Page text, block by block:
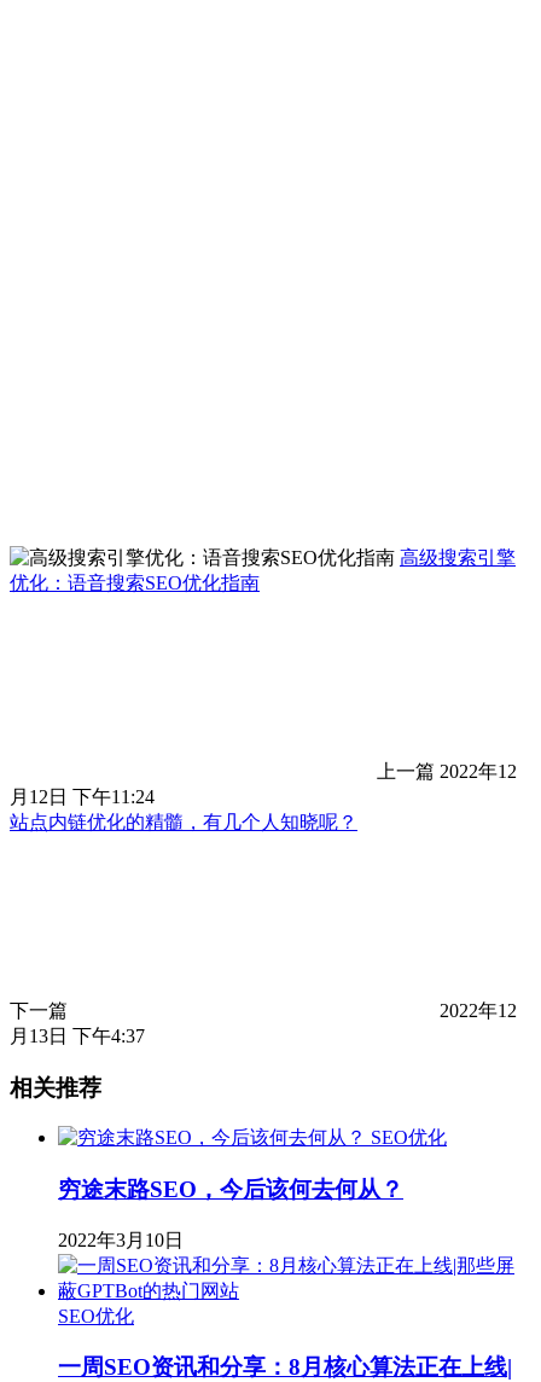
高级搜索引擎
优化：语音搜索SEO优化指南
上一篇 2022年12
月12日 下午11:24
站点内链优化的精髓，有几个人知晓呢？
下一篇
2022年12
月13日 下午4:37
相关推荐
SEO优化
穷途末路SEO，今后该何去何从？
2022年3月10日
SEO优化
一周SEO资讯和分享：8月核心算法正在上线|